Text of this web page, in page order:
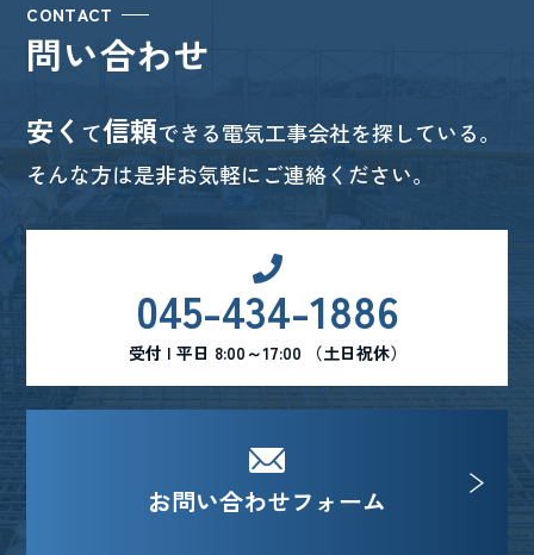
CONTACT
問い合わせ
安く て信頼できる電気工事会社を探している。
そんな方は是非お気軽にご連絡ください。
045-434-1886
受付 | 平日 8:00～17:00 （土日祝休）
お問い合わせフォーム